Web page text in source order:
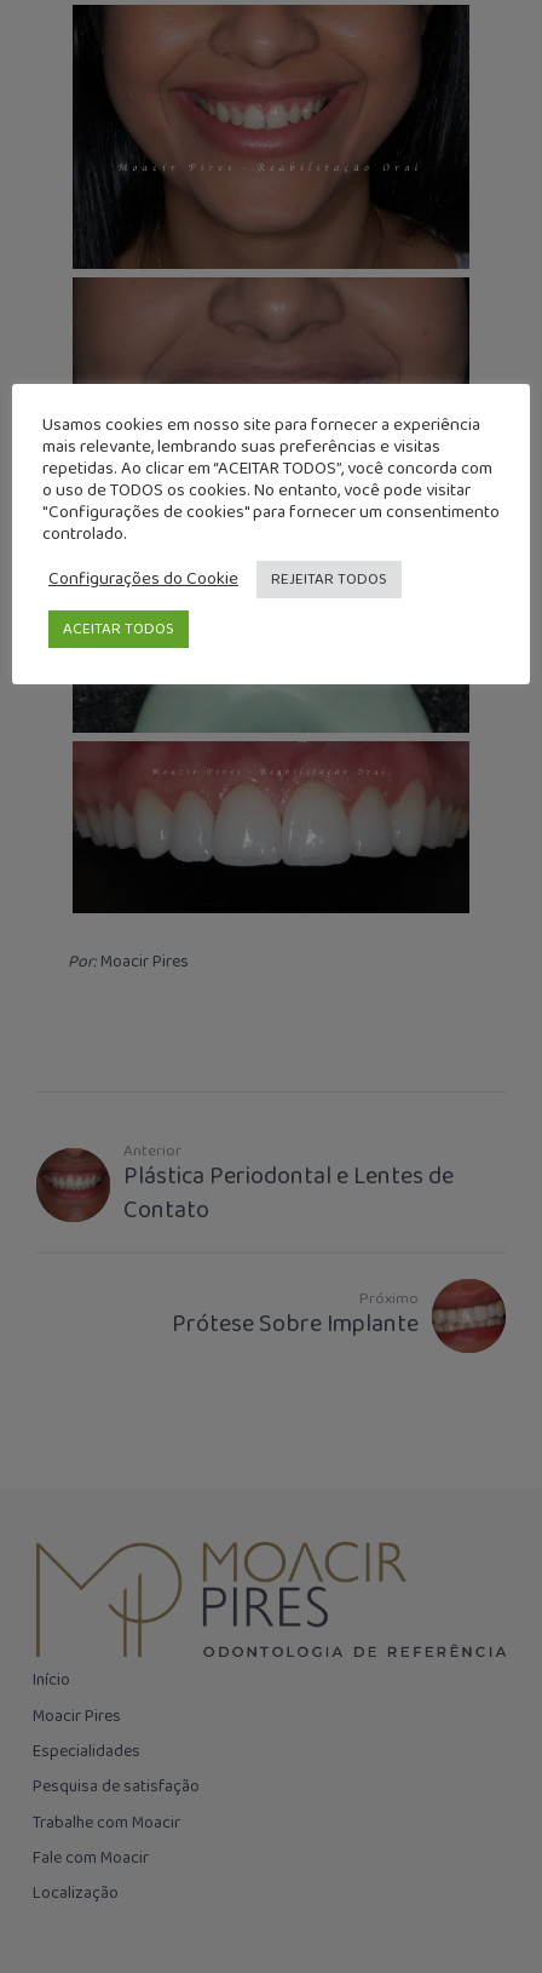
Por:Moacir Pires
Anterior
Plástica Periodontal e Lentes de
Contato
Próximo
Prótese Sobre Implante
Início
Moacir Pires
Especialidades
Pesquisa de satisfação
Trabalhe com Moacir
Fale com Moacir
Localização
Usamos cookies em nosso site para fornecer a experiência
mais relevante, lembrando suas preferências e visitas
repetidas. Ao clicar em “ACEITAR TODOS”, você concorda com
o uso de TODOS os cookies. No entanto, você pode visitar
"Configurações de cookies" para fornecer um consentimento
controlado.
Configurações do Cookie
REJEITAR TODOS
ACEITAR TODOS